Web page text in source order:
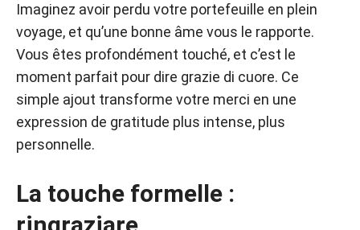
Imaginez avoir perdu votre portefeuille en plein
voyage, et qu’une bonne âme vous le rapporte.
Vous êtes profondément touché, et c’est le
moment parfait pour dire grazie di cuore. Ce
simple ajout transforme votre merci en une
expression de gratitude plus intense, plus
personnelle.
La touche formelle :